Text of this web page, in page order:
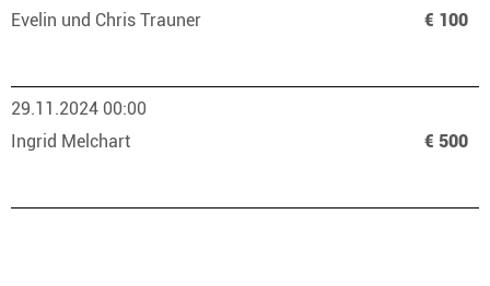
Evelin und Chris Trauner
€ 100
29.11.2024 00:00
Ingrid Melchart
€ 500